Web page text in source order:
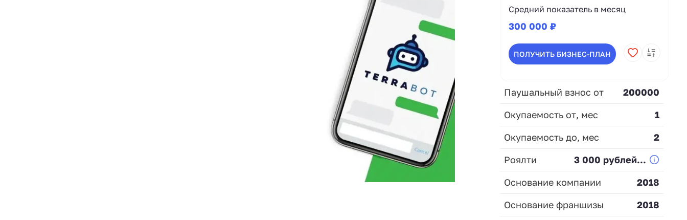
Средний показатель в месяц
300 000 ₽
ПОЛУЧИТЬ БИЗНЕС-ПЛАН
Паушальный взнос от
200000
Окупаемость от, мес
1
Окупаемость до, мес
2
Роялти
3 000 рублей...
Основание компании
2018
Основание франшизы
2018